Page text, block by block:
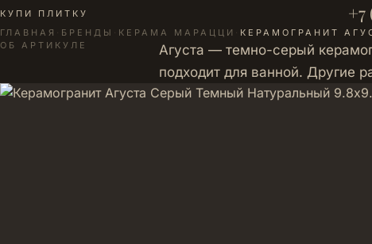
КУПИ ПЛИТКУ +7
ГЛАВНАЯ · БРЕНДЫ · КЕРАМА МАРАЦЦИ · КЕРАМОГРАНИТ
ОБ АРТИКУЛЕ
Агуста — темно-серый
подходит для ванной. Другие